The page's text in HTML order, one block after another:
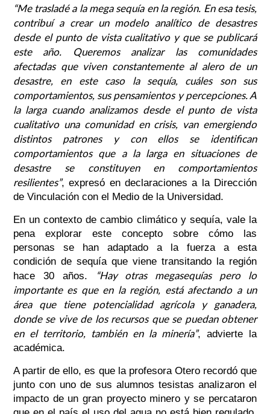
“Me trasladé a la mega sequía en la región. En esa tesis,
contribuí a crear un modelo analítico de desastres
desde el punto de vista cualitativo y que se publicará
este año. Queremos analizar las comunidades
afectadas que viven constantemente al alero de un
desastre, en este caso la sequía, cuáles son sus
comportamientos, sus pensamientos y percepciones. A
la larga cuando analizamos desde el punto de vista
cualitativo una comunidad en crisis, van emergiendo
distintos patrones y con ellos se identifican
comportamientos que a la larga en situaciones de
desastre se constituyen en comportamientos
resilientes”, expresó en declaraciones a la Dirección
de Vinculación con el Medio de la Universidad.
En un contexto de cambio climático y sequía, vale la
pena explorar este concepto sobre cómo las
personas se han adaptado a la fuerza a esta
condición de sequía que viene transitando la región
hace 30 años.
“Hay otras megasequías pero lo
importante es que en la región, está afectando a un
área que tiene potencialidad agrícola y ganadera,
donde se vive de los recursos que se puedan obtener
en el territorio, también en la minería”, advierte la
académica.
A partir de ello, es que la profesora Otero recordó que
junto con uno de sus alumnos tesistas analizaron el
impacto de un gran proyecto minero y se percataron